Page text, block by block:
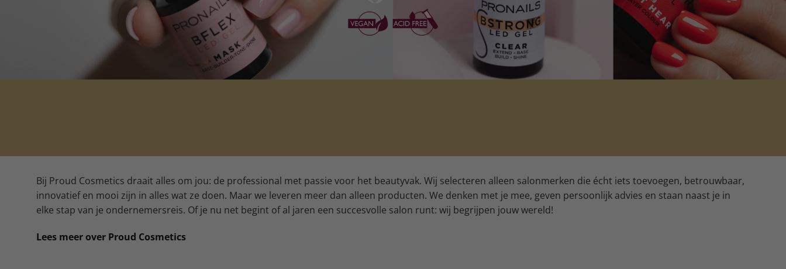
Bij Proud Cosmetics draait alles om jou: de professional met passie voor het beautyvak. Wij selecteren alleen salonmerken die écht iets toevoegen, betrouwbaar,
innovatief en mooi zijn in alles wat ze doen. Maar we leveren meer dan alleen producten. We denken met je mee, geven persoonlijk advies en staan naast je in
elke stap van je ondernemersreis. Of je nu net begint of al jaren een succesvolle salon runt: wij begrijpen jouw wereld!
Lees meer over Proud Cosmetics